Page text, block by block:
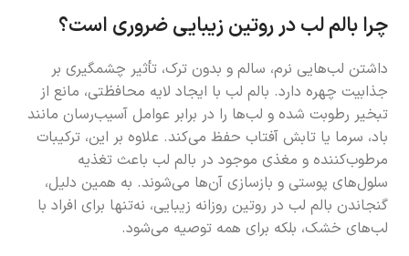
چرا بالم لب در روتین زیبایی ضروری است؟
داشتن لب‌هایی نرم، سالم و بدون ترک، تأثیر چشمگیری بر
جذابیت چهره دارد. بالم لب با ایجاد لایه محافظتی، مانع از
تبخیر رطوبت شده و لب‌ها را در برابر عوامل آسیب‌رسان مانند
باد، سرما یا تابش آفتاب حفظ می‌کند. علاوه بر این، ترکیبات
مرطوب‌کننده و مغذی موجود در بالم لب باعث تغذیه
سلول‌های پوستی و بازسازی آن‌ها می‌شوند. به همین دلیل،
گنجاندن بالم لب در روتین روزانه زیبایی، نه‌تنها برای افراد با
لب‌های خشک، بلکه برای همه توصیه می‌شود.